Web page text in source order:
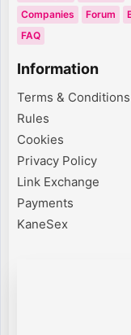
Companies
Forum
FAQ
Information
Terms & Conditions
Rules
Cookies
Privacy Policy
Link Exchange
Payments
KaneSex